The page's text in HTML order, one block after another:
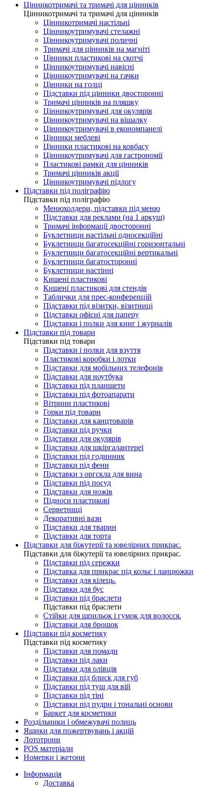
Цінникотримачі та тримачі для цінників
Цінникотримачі та тримачі для цінників
Цінникотримачі настільні
Цінникоутримувачі стелажні
Цінникоутримувачі поличні
Тримачі для цінників на магніті
Цінники пластикові на скотчі
Цінникоутримувачі навісні
Цінникоутримувачі на гачки
Цінники на голці
Підставки під цінники двосторонні
Тримачі цінників на пляшку
Цінникоутримувачі для окулярів
Цінникоутримувачі на вішалку
Цінникоутримувачі в економпанелі
Цінники меблеві
Цінники пластикові на ковбасу
Цінникоутримувачі для гастрономії
Пластикові рамки для цінників
Тримачі цінників акції
Цінникоутримувачі підлогу
Підставки під поліграфію
Підставки під поліграфію
Менюхолдери, підставки під меню
Підставки для реклами (на 1 аркуш)
Тримачі інформації двосторонні
Буклетници настільні односекційні
Буклетници багатосекційні горизонтальні
Буклетници багатосекційні вертикальні
Буклетници багатосторонні
Буклетници настінні
Кишені пластикові
Кишені пластикові для стендів
Таблички для прес-конференцій
Підставки під візитки, візитниці
Підставки офісні для паперу
Підставки і полки для книг і журналів
Підставки під товари
Підставки під товари
Підставки і полки для взуття
Пластикові коробки і лотки
Підставки для мобільних телефонів
Підставки для ноутбука
Підставки під планшети
Підставки під фотоапарати
Вітрини пластикові
Горки під товари
Підставки для канцтоварів
Підставки під ручки
Підставки для окулярів
Підставки для шкіргалантереї
Підставки під годинник
Підставки під фени
Підставки з оргскла для вина
Підставки під посуд
Підставки для ножів
Підноси пластикові
Серветниці
Декоративні вази
Підставки для тварин
Підставки для торта
Підставки для біжутерії та ювелірниx прикрас.
Підставки для біжутерії та ювелірниx прикрас.
Підставки під сережки
Підставка для прикрас під кольє і ланцюжки
Підставки для кілець.
Підставки для бус
Підставки під браслети
Підставки під браслети
Стійки для шпильок і гумок для волосся.
Підставки для брошок
Підставки під косметику
Підставки під косметику
Підставки для помади
Підставки під лаки
Підставки для олівців
Підставки під блиск для губ
Підставки під туш для вій
Підставки під тіні
Підставки під пудри і тональні основи
Баркет для косметики
Роздільники і обмежувачі полиць
Ящики для пожертвувань і акцій
Лототрони
POS матеріали
Номерки і жетони
Інформація
Доставка